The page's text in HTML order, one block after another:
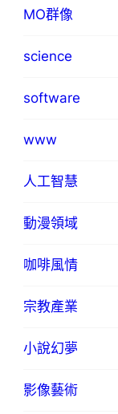
MO群像
science
software
www
人工智慧
動漫領域
咖啡風情
宗教產業
小說幻夢
影像藝術